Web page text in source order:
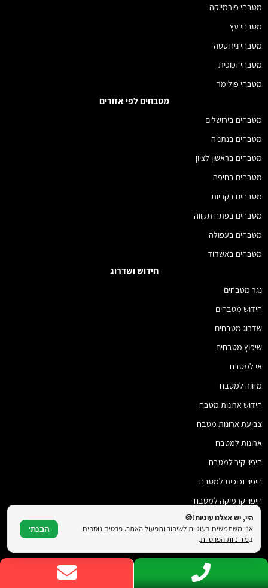
מטבחי פורמייקה
מטבחי עץ
מטבחי נירוסטה
מטבחי זכוכית
מטבחי פולימר
מטבחים לפי אזורים
מטבחים בירושלים
מטבחים בנתניה
מטבחים בראשון לציון
מטבחים בחיפה
מטבחים בקריות
מטבחים בפתח תקווה
מטבחים בעפולה
מטבחים באשדוד
חידוש ושדרוג
נגר מטבחים
חידוש מטבחים
שדרוג מטבחים
שיפוץ מטבחים
אי למטבח
מזווה למטבח
חידוש ארונות מטבח
צביעת ארונות מטבח
ארונות למטבח
חיפוי קיר למטבח
חיפוי זכוכית למטבח
חיפוי קרמיקה למטבח
© כל הזכויות שמורות להמטבח שלי 2018 - 2026
היי, יש אצלנו עוגיות!🍪
אנו משתמשים בעוגיות לשיפור ותפעול האתר. פרטים נוספים
במדיניות הפרטיות.
הבנתי